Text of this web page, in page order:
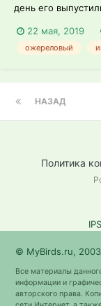
день его
попугай.... Через
с нами
22 мая, 2019
ожереловый
НАЗАД
Политика
© MyBirds.ru,
Все материалы
информации и
авторского права.